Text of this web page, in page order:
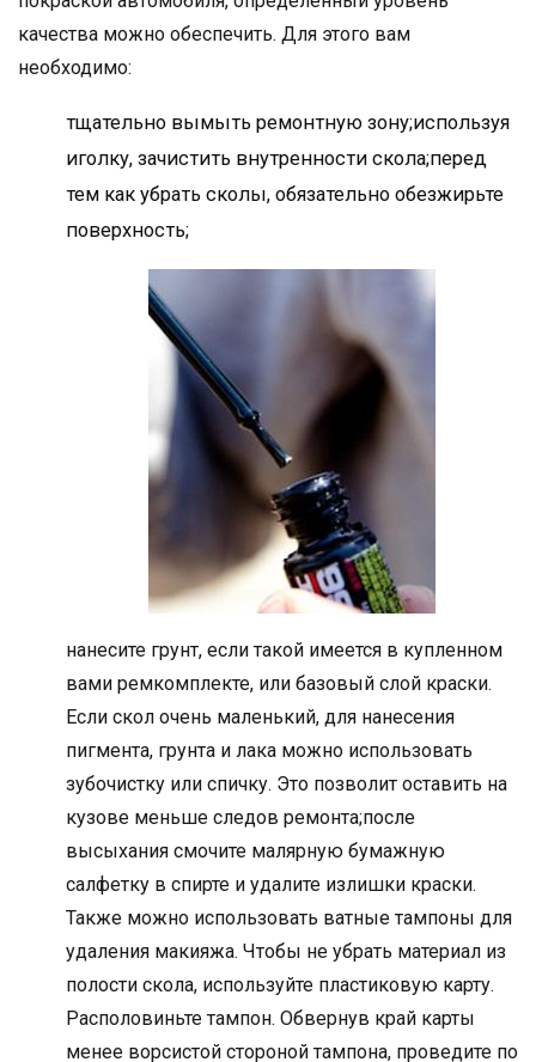
качества можно обеспечить. Для этого вам
необходимо:
тщательно вымыть ремонтную зону;используя
иголку, зачистить внутренности скола;перед
тем как убрать сколы, обязательно обезжирьте
поверхность;
нанесите грунт, если такой имеется в купленном
вами ремкомплекте, или базовый слой краски.
Если скол очень маленький, для нанесения
пигмента, грунта и лака можно использовать
зубочистку или спичку. Это позволит оставить на
кузове меньше следов ремонта;после
высыхания смочите малярную бумажную
салфетку в спирте и удалите излишки краски.
Также можно использовать ватные тампоны для
удаления макияжа. Чтобы не убрать материал из
полости скола, используйте пластиковую карту.
Располовиньте тампон. Обвернув край карты
менее ворсистой стороной тампона, проведите по